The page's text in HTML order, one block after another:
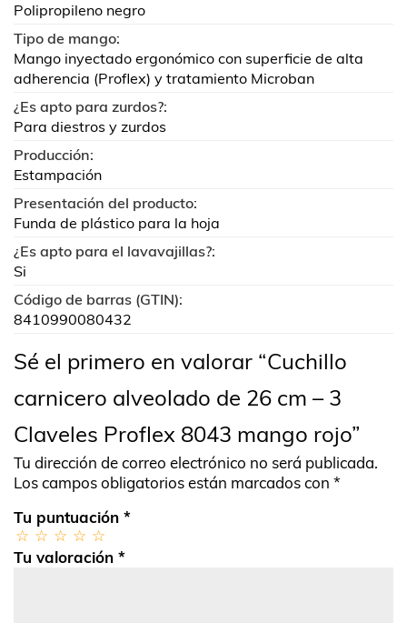
Polipropileno negro
Tipo de mango:
Mango inyectado ergonómico con superficie de alta
adherencia (Proflex) y tratamiento Microban
¿Es apto para zurdos?:
Para diestros y zurdos
Producción:
Estampación
Presentación del producto:
Funda de plástico para la hoja
¿Es apto para el lavavajillas?:
Si
Código de barras (GTIN):
8410990080432
Sé el primero en valorar “Cuchillo
carnicero alveolado de 26 cm – 3
Claveles Proflex 8043 mango rojo”
Tu dirección de correo electrónico no será publicada.
Los campos obligatorios están marcados con *
Tu puntuación *
Tu valoración *